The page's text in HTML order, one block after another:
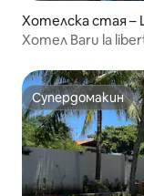
Хотелска стая –
Хотел Baru la
Супердомакин
Супердомакин